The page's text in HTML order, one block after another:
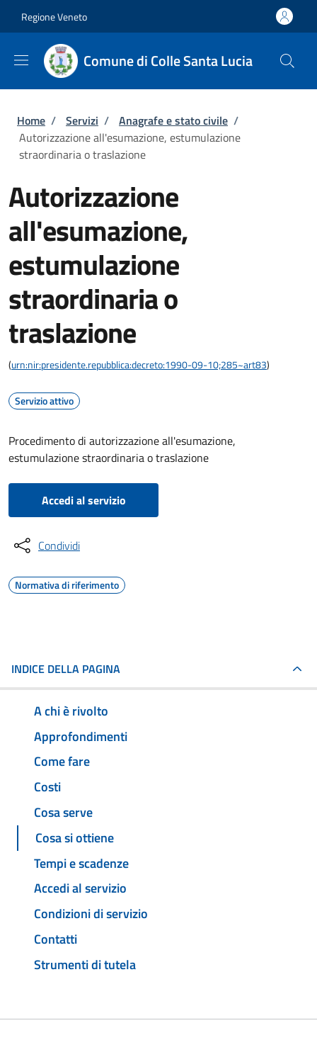
Regione Veneto
Comune di Colle Santa Lucia
Briciole di pane
Home / Servizi / Anagrafe e stato civile /
Autorizzazione all'esumazione, estumulazione
straordinaria o traslazione
Autorizzazione
all'esumazione,
estumulazione
straordinaria o
traslazione
(urn:nir:presidente.repubblica:decreto:1990-09-10;285~art83)
Servizio attivo
Procedimento di autorizzazione all'esumazione,
estumulazione straordinaria o traslazione
Accedi al servizio
Condividi
Normativa di riferimento
INDICE DELLA PAGINA
A chi è rivolto
Approfondimenti
Come fare
Costi
Cosa serve
Cosa si ottiene
Tempi e scadenze
Accedi al servizio
Condizioni di servizio
Contatti
Strumenti di tutela